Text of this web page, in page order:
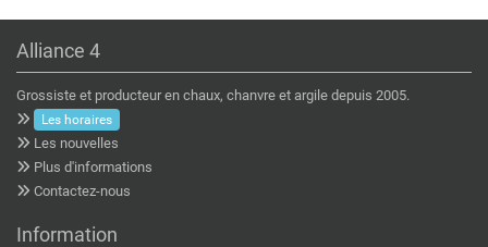
Alliance 4
Grossiste et producteur en chaux, chanvre et argile depuis 2005.
Les horaires
Les nouvelles
Plus d'informations
Contactez-nous
Information